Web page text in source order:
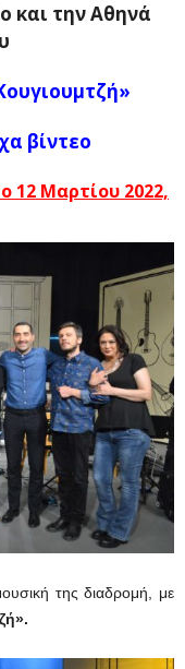
και την Αθηνά
βίντεο
12 Μαρτίου 2022,
της διαδρομή, με